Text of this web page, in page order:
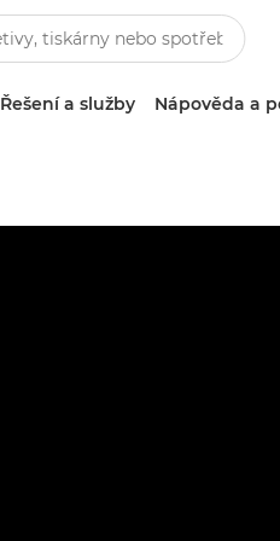
Řešení a služby Nápověda a